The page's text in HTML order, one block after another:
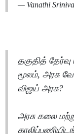
— Vanathi
தகுதித்
மூலம், அரசு
விஜய் அரசு?
அரசு கலை